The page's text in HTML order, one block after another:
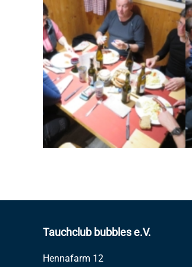
Tauchclub bubbles e.V.
Hennafarm 12